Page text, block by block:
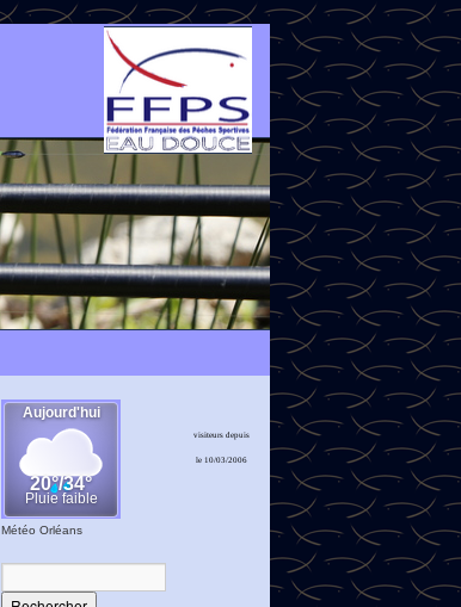
Météo Orléans
visiteurs depuis
le 10/03/2006